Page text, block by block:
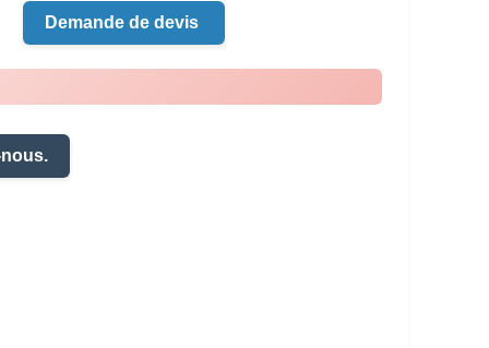
Demande de devis